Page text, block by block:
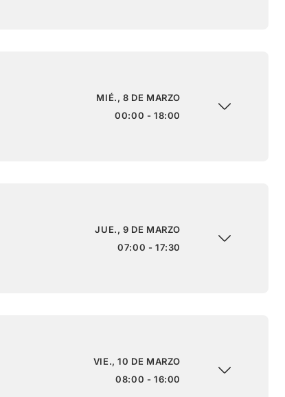
MIÉ., 8 DE MARZO
00:00 - 18:00
JUE., 9 DE MARZO
07:00 - 17:30
VIE., 10 DE MARZO
08:00 - 16:00